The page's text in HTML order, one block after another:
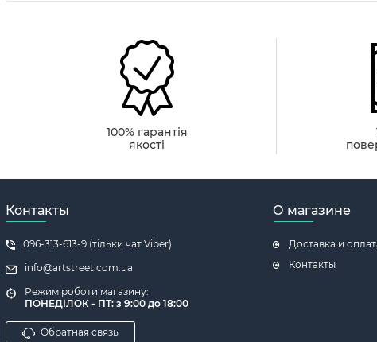
100% гарантія
якості
Контакты
096-313-613-9 (тільки чат Viber)
info@artstreet.com.ua
Режим роботи магазину:
ПОНЕДІЛОК - ПТ: з 9:00 до 18:00
Обратная связь
О магазине
Доставка и
Контакты